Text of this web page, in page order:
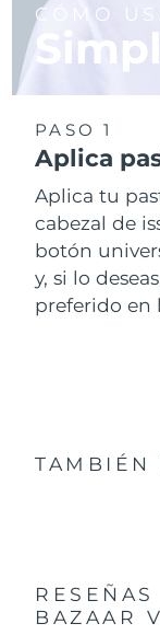
CÓMO
PASO 1
Aplica
Aplica tu
cabezal de
botón
y, si lo
preferido en
TAMBIÉN
BAZAAR